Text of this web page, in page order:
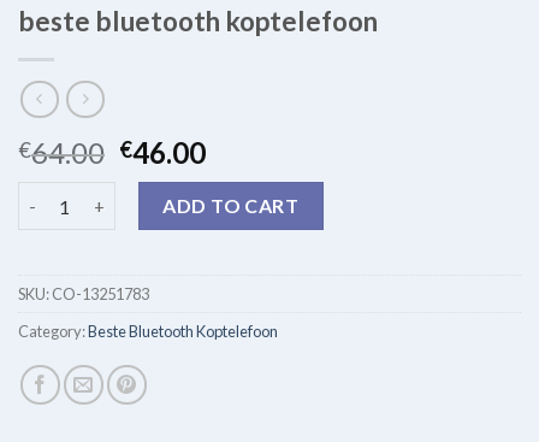
beste bluetooth koptelefoon
€64.00 €46.00
ADD TO CART
SKU:CO-13251783
Category:Beste Bluetooth Koptelefoon